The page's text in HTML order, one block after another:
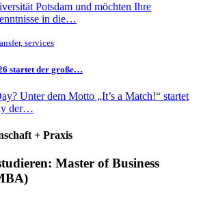
Potsdam und möchten Ihre
in die…
services
startet der große…
Unter dem Motto „It’s a Match!“ startet
der…
+ Praxis
Master of Business